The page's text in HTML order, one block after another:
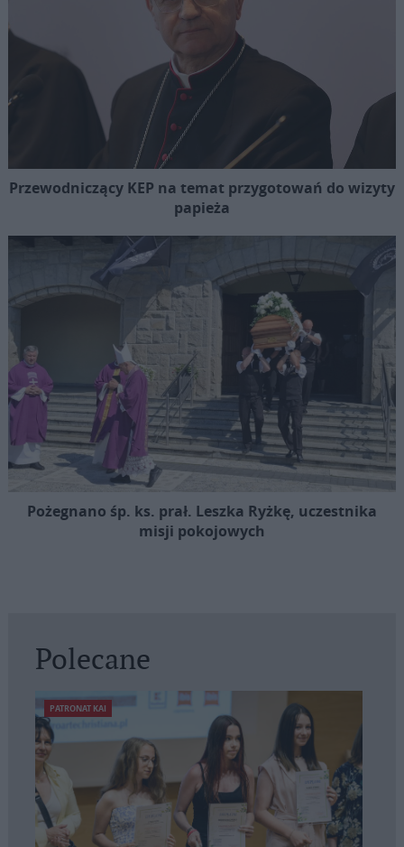
Przewodniczący KEP na temat przygotowań do wizyty
papieża
Pożegnano śp. ks. prał. Leszka Ryżkę, uczestnika
misji pokojowych
Polecane
PATRONAT KAI